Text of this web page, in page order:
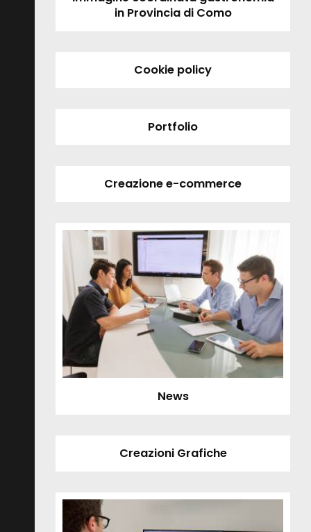
in Provincia di Como
Cookie policy
Portfolio
Creazione e-commerce
News
Creazioni Grafiche